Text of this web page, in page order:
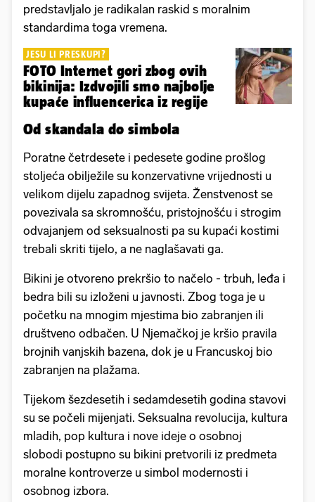
predstavljalo je radikalan raskid s moralnim
standardima toga vremena.
JESU LI PRESKUPI?
FOTO Internet gori zbog ovih
bikinija: Izdvojili smo najbolje
kupaće influencerica iz regije
Od skandala do simbola
Poratne četrdesete i pedesete godine prošlog
stoljeća obilježile su konzervativne vrijednosti u
velikom dijelu zapadnog svijeta. Ženstvenost se
povezivala sa skromnošću, pristojnošću i strogim
odvajanjem od seksualnosti pa su kupaći kostimi
trebali skriti tijelo, a ne naglašavati ga.
Bikini je otvoreno prekršio to načelo - trbuh, leđa i
bedra bili su izloženi u javnosti. Zbog toga je u
početku na mnogim mjestima bio zabranjen ili
društveno odbačen. U Njemačkoj je kršio pravila
brojnih vanjskih bazena, dok je u Francuskoj bio
zabranjen na plažama.
Tijekom šezdesetih i sedamdesetih godina stavovi
su se počeli mijenjati. Seksualna revolucija, kultura
mladih, pop kultura i nove ideje o osobnoj
slobodi postupno su bikini pretvorili iz predmeta
moralne kontroverze u simbol modernosti i
osobnog izbora.